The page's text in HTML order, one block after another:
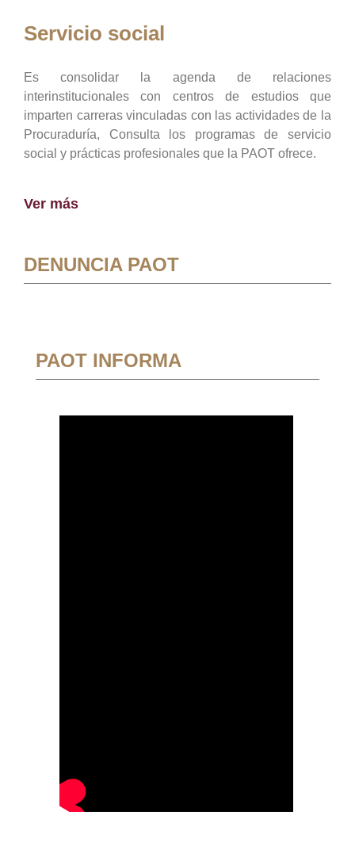
Servicio social
Es consolidar la agenda de relaciones
interinstitucionales con centros de estudios que
imparten carreras vinculadas con las actividades de la
Procuraduría, Consulta los programas de servicio
social y prácticas profesionales que la PAOT ofrece.
Ver más
DENUNCIA PAOT
PAOT INFORMA